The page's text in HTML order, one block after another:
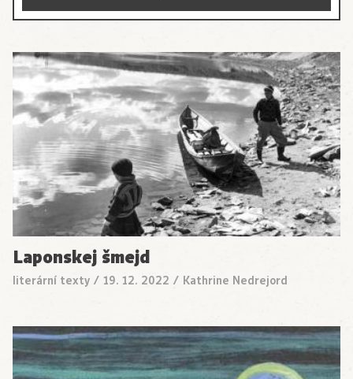
Laponskej šmejd
literární texty / 19. 12. 2022 / Kathrine Nedrejord